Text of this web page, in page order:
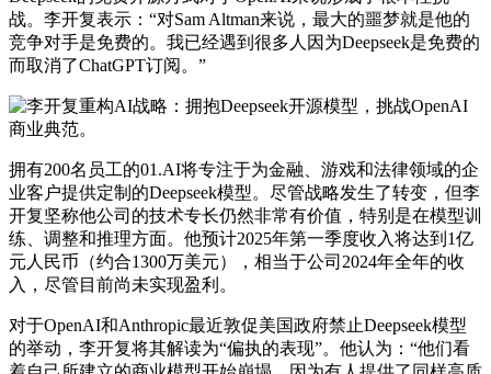
战。李开复表示：“对Sam Altman来说，最大的噩梦就是他的
竞争对手是免费的。我已经遇到很多人因为Deepseek是免费的
而取消了ChatGPT订阅。”
拥有200名员工的01.AI将专注于为金融、游戏和法律领域的企
业客户提供定制的Deepseek模型。尽管战略发生了转变，但李
开复坚称他公司的技术专长仍然非常有价值，特别是在模型训
练、调整和推理方面。他预计2025年第一季度收入将达到1亿
元人民币（约合1300万美元），相当于公司2024年全年的收
入，尽管目前尚未实现盈利。
对于OpenAI和Anthropic最近敦促美国政府禁止Deepseek模型
的举动，李开复将其解读为“偏执的表现”。他认为：“他们看